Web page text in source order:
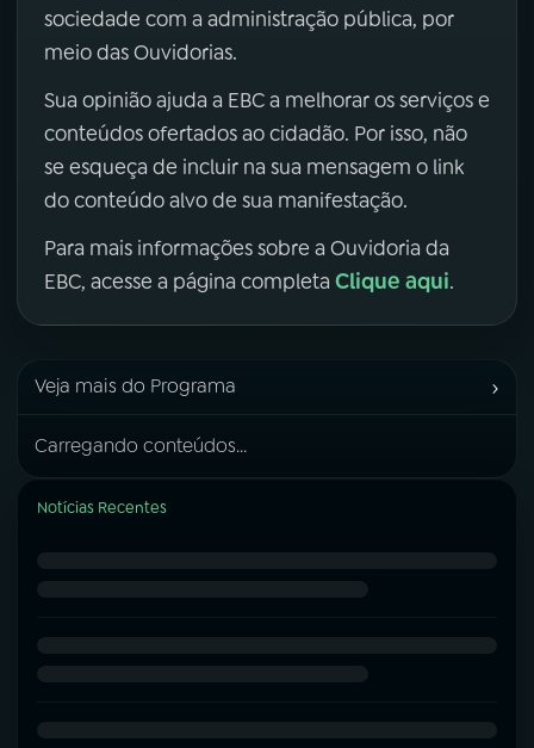
sociedade com a administração pública, por
meio das Ouvidorias.
Sua opinião ajuda a EBC a melhorar os serviços e
conteúdos ofertados ao cidadão. Por isso, não
se esqueça de incluir na sua mensagem o link
do conteúdo alvo de sua manifestação.
Para mais informações sobre a Ouvidoria da
EBC, acesse a página completa Clique aqui.
Veja mais do Programa ›
Carregando conteúdos...
Notícias Recentes